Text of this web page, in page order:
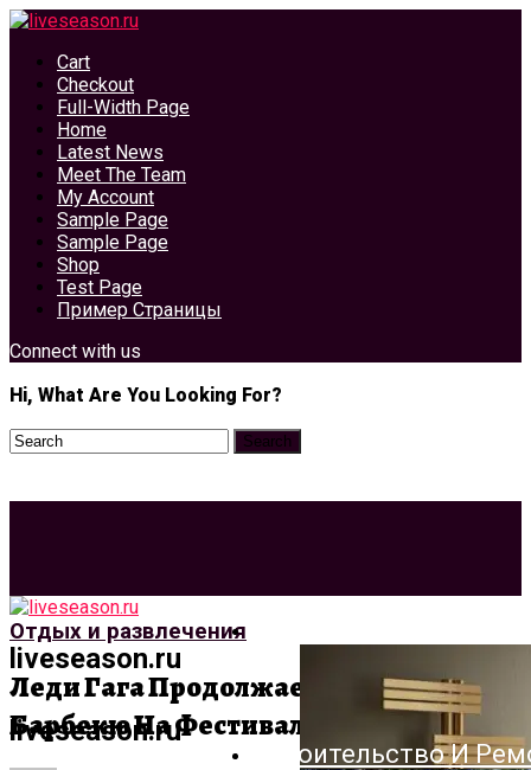
Cart
Checkout
Full-Width Page
Home
Latest News
Meet The Team
My Account
Sample Page
Sample Page
Shop
Test Page
Пример Страницы
Connect with us
Hi, What Are You Looking For?
liveseason.ru
liveseason.ru
Строительство И
Отдых и развлечения
Леди Гага Продолжает Чудить —
Барбекю На Фестивале SXWX